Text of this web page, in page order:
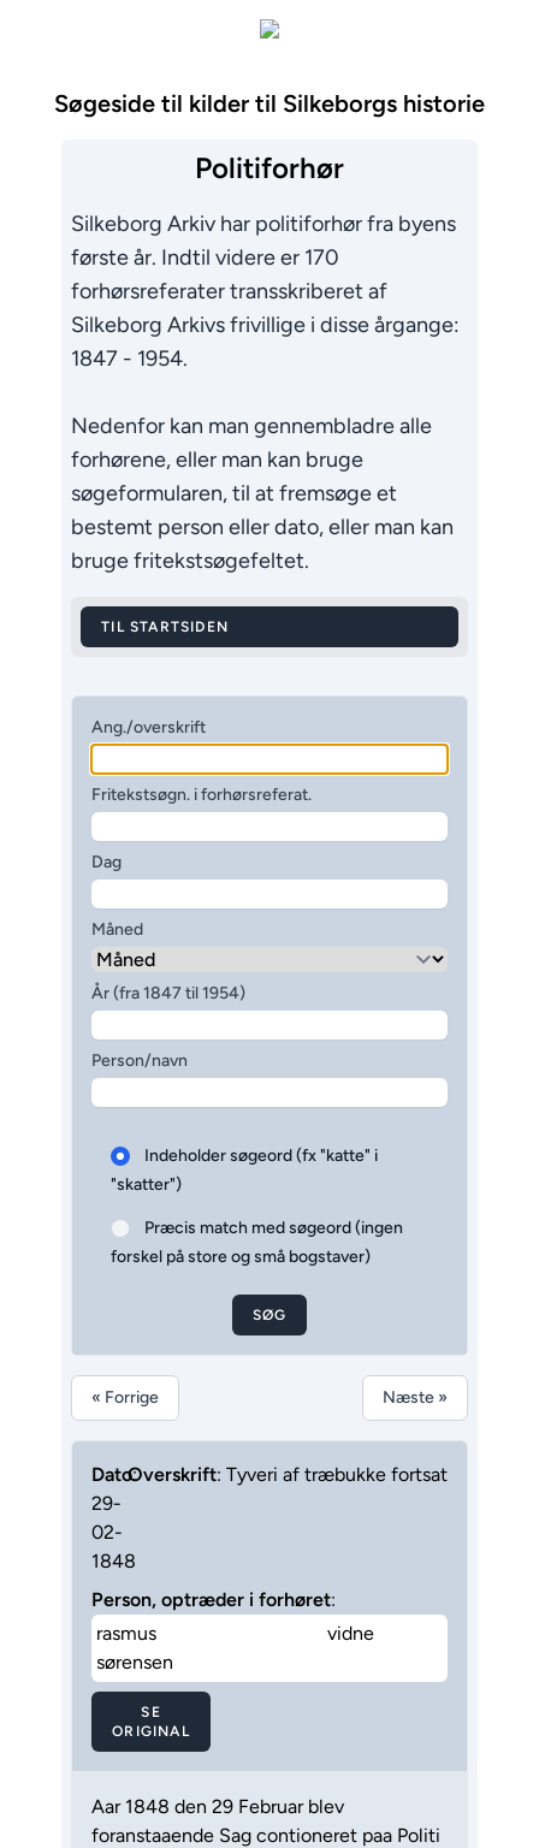
Søgeside til kilder til Silkeborgs historie
Politiforhør
Silkeborg Arkiv har politiforhør fra byens
første år. Indtil videre er 170
forhørsreferater transskriberet af
Silkeborg Arkivs frivillige i disse årgange:
1847 - 1954.
Nedenfor kan man gennembladre alle
forhørene, eller man kan bruge
søgeformularen, til at fremsøge et
bestemt person eller dato, eller man kan
bruge fritekstsøgefeltet.
TIL STARTSIDEN
Ang./overskrift
Fritekstsøgn. i forhørsreferat.
Dag
Måned
År (fra 1847 til 1954)
Person/navn
Indeholder søgeord (fx "katte" i
"skatter")
Præcis match med søgeord (ingen
forskel på store og små bogstaver)
SØG
« Forrige Næste »
Dato:
29-
02-
1848
Overskrift: Tyveri af træbukke fortsat
Person, optræder i forhøret:
rasmus
sørensen
vidne
SE
ORIGINAL
Aar 1848 den 29 Februar blev
foranstaaende Sag contioneret paa Politi